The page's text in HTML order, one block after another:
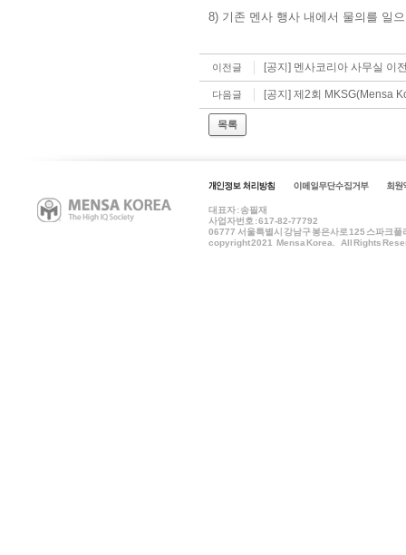
8) 기존 멘사 행사 내에서 물의를 일
이전글 [공지] 멘사코리아 사무실 이
다음글 [공지] 제2회 MKSG(Mensa
목록
대표자 : 송필재
사업자번호 : 617-82-77792
06777 서울특별시 강남구 봉은사로 125 스파
copyright 2021 Mensa Korea. All Rights